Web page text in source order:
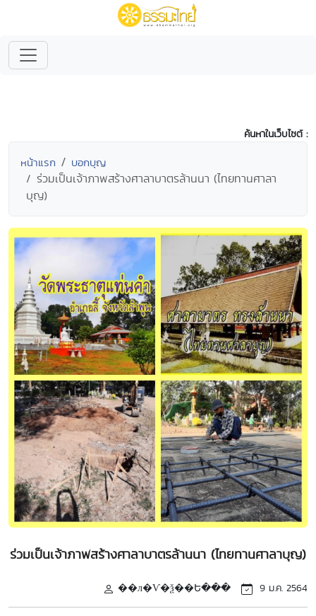
ค้นหาในเว็บไซต์ :
หน้าแรก บอกบุญ
ร่วมเป็นเจ้าภาพสร้างศาลาบาตรล้านนา (ไทยทานศาลา
บุญ)
ร่วมเป็นเจ้าภาพสร้างศาลาบาตรล้านนา (ไทยทานศาลาบุญ)
��л�Ѵ�ѯ��Ե��� 9 ม.ค. 2564